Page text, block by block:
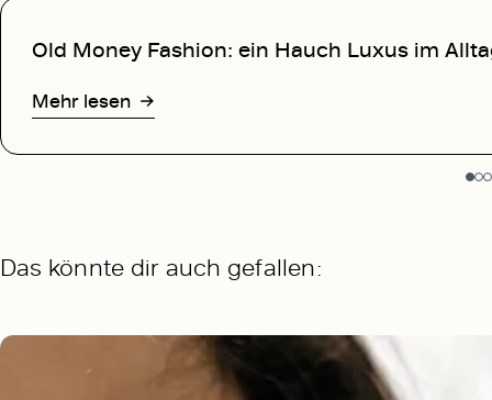
Old Money Fashion: ein Hauch Luxus im
Mehr lesen
Das könnte dir auch gefallen: